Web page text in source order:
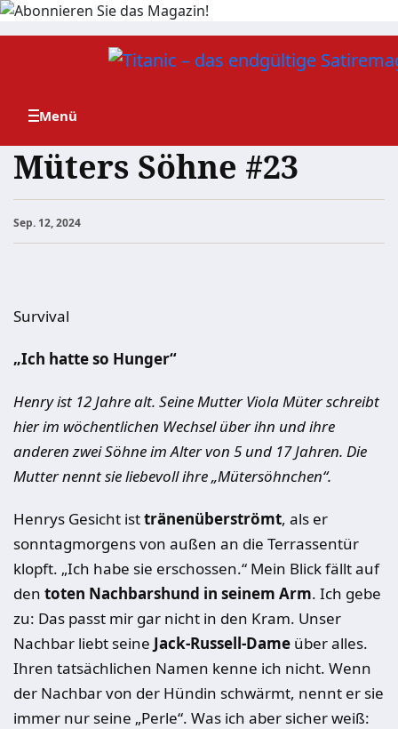
Zum
Müters Söhne #23
Sep. 12, 2024
Survival
„Ich hatte so Hunger“
Henry ist 12 Jahre alt. Seine Mutter Viola Müter schreibt
hier im wöchentlichen Wechsel über ihn und ihre
anderen zwei Söhne im Alter von 5 und 17 Jahren. Die
Mutter nennt sie liebevoll ihre „Mütersöhnchen“.
Henrys Gesicht isttränenüberströmt, als er
sonntagmorgens von außen an die Terrassentür
klopft. „Ich habe sie erschossen.“ Mein Blick fällt auf
den toten Nachbarshund in seinem Arm. Ich gebe
zu: Das passt mir gar nicht in den Kram. Unser
Nachbar liebt seine Jack-Russell-Dame über alles.
Ihren tatsächlichen Namen kenne ich nicht. Wenn
der Nachbar von der Hündin schwärmt, nennt er sie
immer nur seine „Perle“. Was ich aber sicher weiß: